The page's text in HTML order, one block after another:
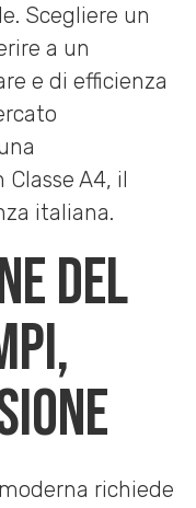
Scegliere un
a un
e di efficienza
A4, il
italiana.
del
richiede